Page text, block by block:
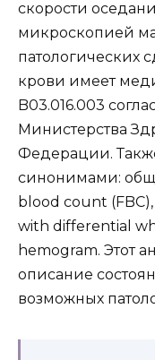
скорости
микроскопией
патологических
крови имеет
B03.016.003
Министерства
Федерации.
синонимами:
blood count
with differential
hemogram. Этот
описание
возможных